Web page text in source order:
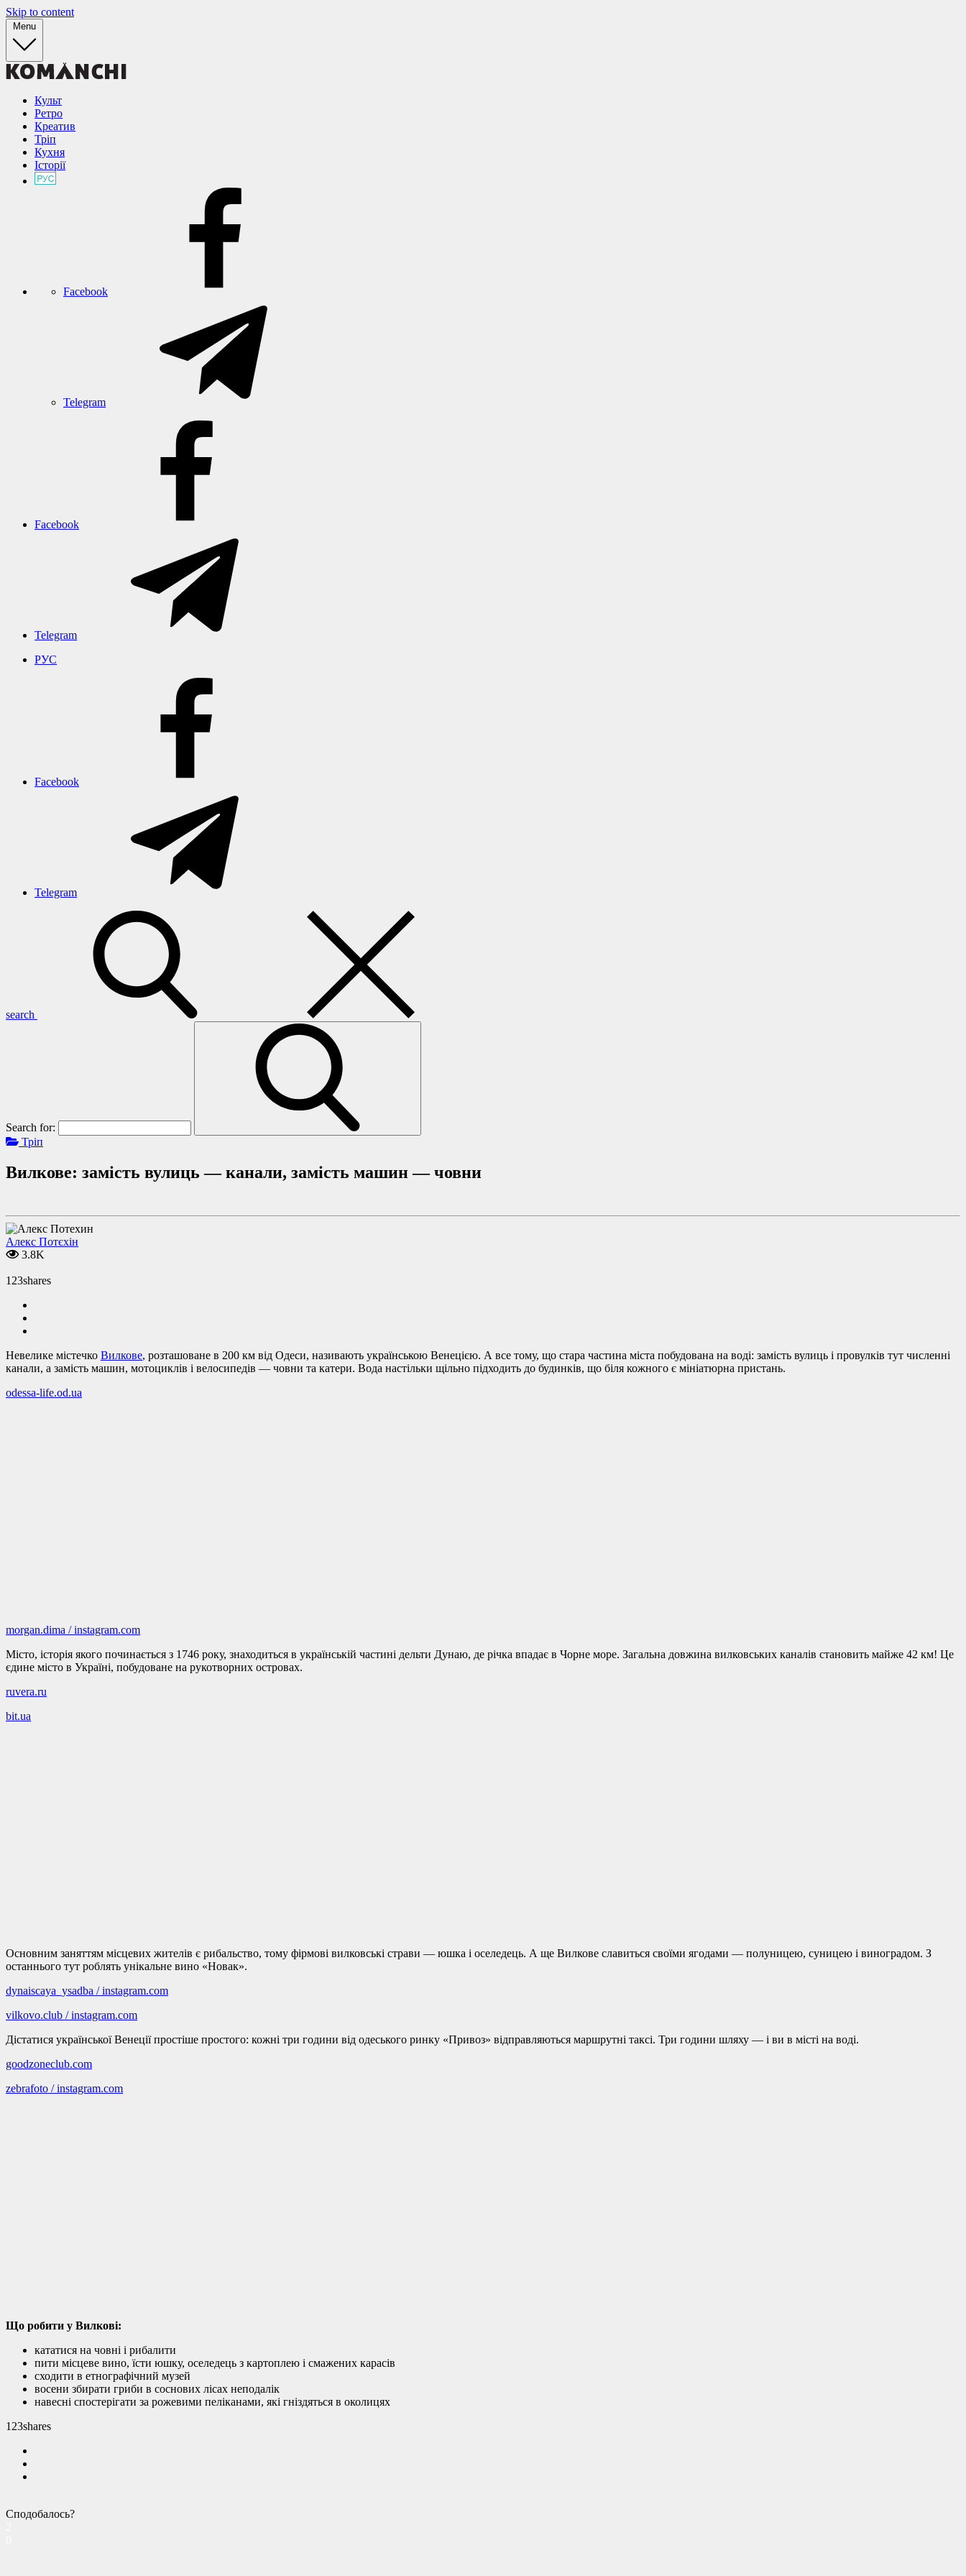
Skip to content
Menu
Культ
Ретро
Креатив
Тріп
Кухня
Історії
Facebook
Telegram
Facebook
Telegram
РУС
Facebook
Telegram
search
Search for:
Тріп
Вилкове: замість вулиць — канали, замість машин — човни
Алекс Потєхін
3.8K
123shares
Невелике містечко Вилкове, розташоване в 200 км від Одеси, називають українською Венецією. А все тому, що стара частина міста побудована на воді: замість вулиць і провулків тут численні
канали, а замість машин, мотоциклів і велосипедів — човни та катери. Вода настільки щільно підходить до будинків, що біля кожного є мініатюрна пристань.
odessa-life.od.ua
morgan.dima / instagram.com
Місто, історія якого починається з 1746 року, знаходиться в українській частині дельти Дунаю, де річка впадає в Чорне море. Загальна довжина вилковських каналів становить майже 42 км! Це
єдине місто в Україні, побудоване на рукотворних островах.
ruvera.ru
bit.ua
Основним заняттям місцевих жителів є рибальство, тому фірмові вилковські страви — юшка і оселедець. А ще Вилкове славиться своїми ягодами — полуницею, суницею і виноградом. З
останнього тут роблять унікальне вино «Новак».
dynaiscaya_ysadba / instagram.com
vilkovo.club / instagram.com
Дістатися української Венеції простіше простого: кожні три години від одеського ринку «Привоз» відправляються маршрутні таксі. Три години шляху — і ви в місті на воді.
goodzoneclub.com
zebrafoto / instagram.com
Що робити у Вилкові:
кататися на човні і рибалити
пити місцеве вино, їсти юшку, оселедець з картоплею і смажених карасів
сходити в етнографічний музей
восени збирати гриби в соснових лісах неподалік
навесні спостерігати за рожевими пеліканами, які гніздяться в околицях
123shares
Сподобалось?